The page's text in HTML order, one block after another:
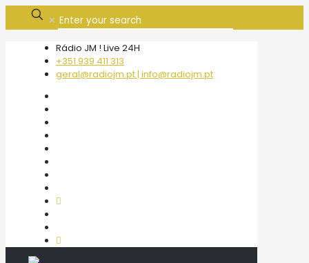
✕
Rádio JM ! Live 24H
+351 939 411 313
geral@radiojm.pt | info@radiojm.pt